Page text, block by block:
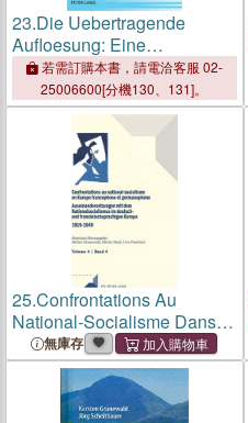
23.Die Uebertragende
Aufloesung: Eine
Untersuchung Zum Recht
Der Aktiengesellschaft, Der
Gesellschaft Mit
Beschraenkter Haftung Und
Der Kommanditgesell
若需訂購本書，請電洽客服 02-
25006600[分機130、131]。
25.Confrontations Au
National-Socialisme Dans
l'Europe Francophone Et
Germanophone (1919-1949)
/ Auseinandersetzungen Mit
Dem Nationalsozialismus Im
無庫存